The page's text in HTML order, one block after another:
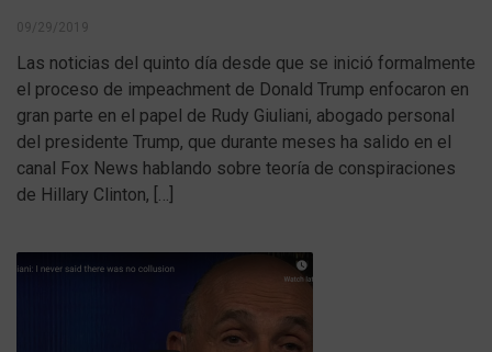
09/29/2019
Las noticias del quinto día desde que se inició formalmente
el proceso de impeachment de Donald Trump enfocaron en
gran parte en el papel de Rudy Giuliani, abogado personal
del presidente Trump, que durante meses ha salido en el
canal Fox News hablando sobre teoría de conspiraciones
de Hillary Clinton, […]